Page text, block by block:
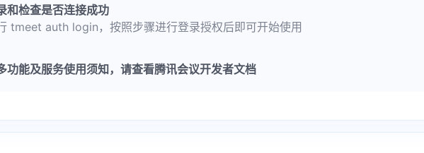
和检查是否连接成功
tmeet auth login，按照步骤进行登录授权后即可开始使用
功能及服务使用须知，请查看腾讯会议开发者文档